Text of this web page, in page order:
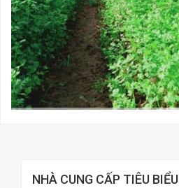
NHÀ CUNG CẤP TIÊU BIỂU